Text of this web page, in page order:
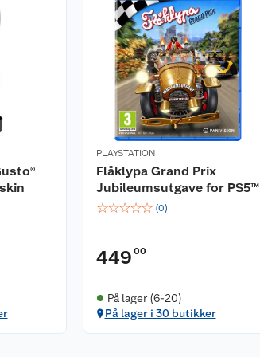
og finn statuer
natur.
inkludert to
av fiender i
ny, håpefull
PLAYSTATION
Flåklypa Grand Prix
Jubileumsutgave for PS5™
☆☆☆☆☆ (0)
449 00
På lager (6-20)
På lager i 30 butikker